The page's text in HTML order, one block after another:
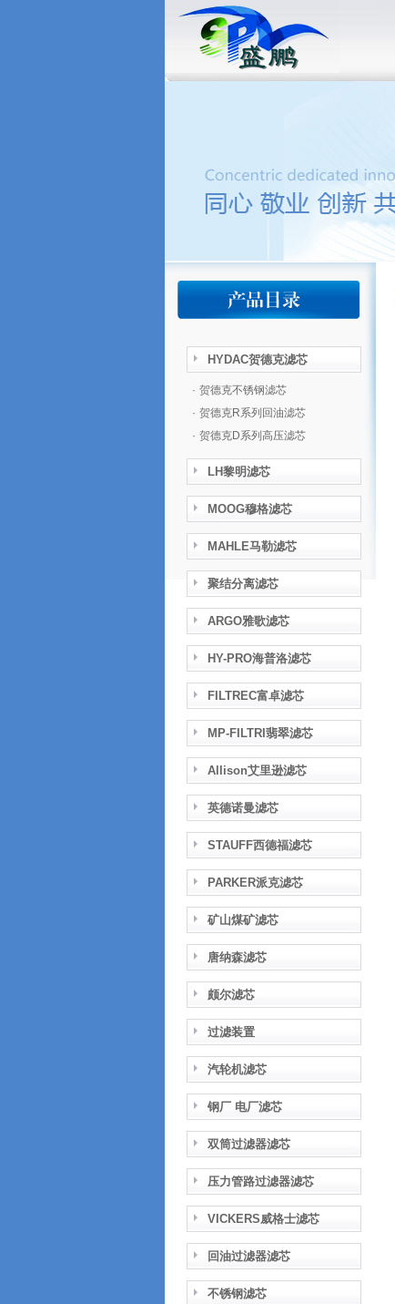
HYDAC贺德克滤芯
· 贺德克不锈钢滤芯
· 贺德克R系列回油滤芯
· 贺德克D系列高压滤芯
LH黎明滤芯
MOOG穆格滤芯
MAHLE马勒滤芯
聚结分离滤芯
ARGO雅歌滤芯
HY-PRO海普洛滤芯
FILTREC富卓滤芯
MP-FILTRI翡翠滤芯
Allison艾里逊滤芯
英德诺曼滤芯
STAUFF西德福滤芯
PARKER派克滤芯
矿山煤矿滤芯
唐纳森滤芯
颇尔滤芯
过滤装置
汽轮机滤芯
钢厂 电厂滤芯
双筒过滤器滤芯
压力管路过滤器滤芯
VICKERS威格士滤芯
回油过滤器滤芯
不锈钢滤芯